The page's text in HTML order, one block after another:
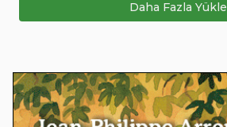
Daha Fazla Yükle